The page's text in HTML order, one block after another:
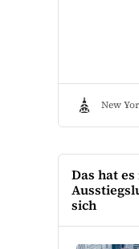
New
Das hat
sich